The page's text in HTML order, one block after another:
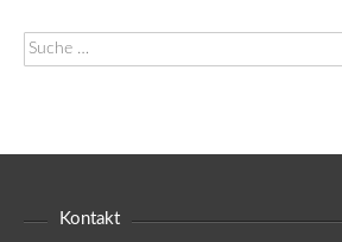
Suche
nach:
Kontakt